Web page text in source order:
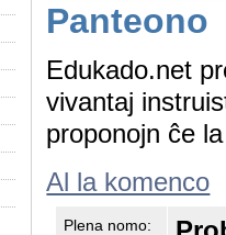
Panteono
Edukado.net
vivantaj
proponojn ĉe
Al la komenco
Plena nomo: